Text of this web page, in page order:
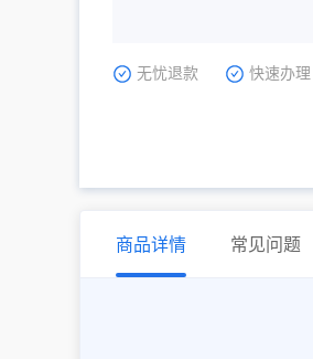
无忧退款 快速办理
商品详情 常见问题